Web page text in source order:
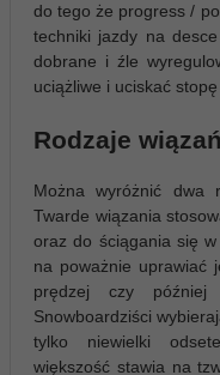
do tego że progress /
techniki jazdy na
dobrane i źle
uciążliwe i uciskać
Rodzaje
Można wyróżnić dwa
Twarde wiązania
oraz do ściągania się
na poważnie uprawiać
prędzej czy później
Snowboardziści
tylko niewielki
większość stawia na